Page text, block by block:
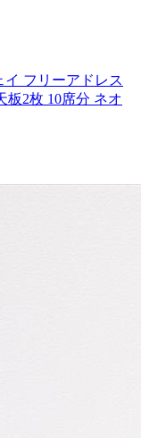
フリーアドレス
板2枚 10席分 ネオ